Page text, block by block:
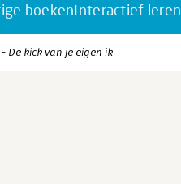
boekenInteractief leren
De kick van je eigen ik